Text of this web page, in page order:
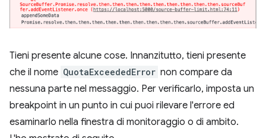
Tieni presente alcune cose. Innanzitutto, tieni presente
che il nome QuotaExceededError non compare da
nessuna parte nel messaggio. Per verificarlo, imposta un
breakpoint in un punto in cui puoi rilevare l'errore ed
esaminarlo nella finestra di monitoraggio o di ambito.